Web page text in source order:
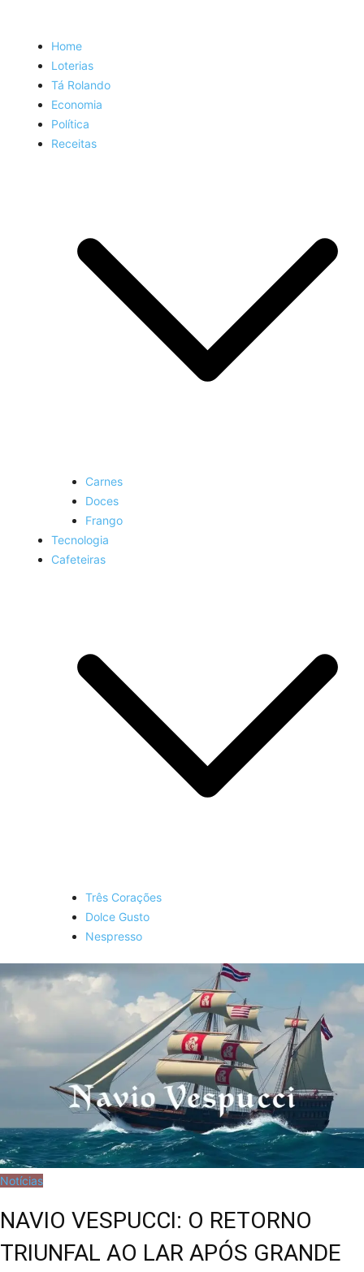
Home
Loterias
Tá Rolando
Economia
Política
Receitas
Carnes
Doces
Frango
Tecnologia
Cafeteiras
Três Corações
Dolce Gusto
Nespresso
Notícias
NAVIO VESPUCCI: O RETORNO
TRIUNFAL AO LAR APÓS GRANDE